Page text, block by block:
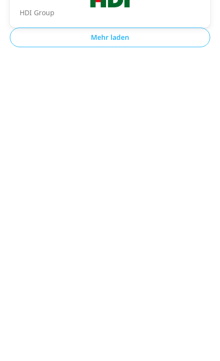
HDI Group
Mehr laden